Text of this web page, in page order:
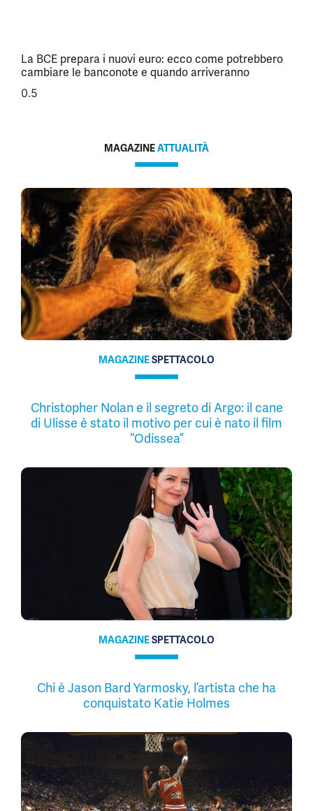
La BCE prepara i nuovi euro: ecco come potrebbero
cambiare le banconote e quando arriveranno
MAGAZINEATTUALITÀ
MAGAZINESPETTACOLO
Christopher Nolan e il segreto di Argo: il cane
di Ulisse è stato il motivo per cui è nato il film
“Odissea”
MAGAZINESPETTACOLO
Chi è Jason Bard Yarmosky, l’artista che ha
conquistato Katie Holmes